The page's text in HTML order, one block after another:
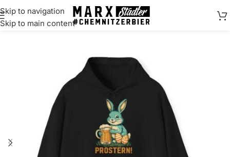
springen
Skip to navigation
Skip to main content